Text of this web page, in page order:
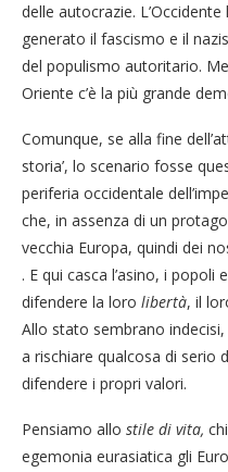
delle autocrazie.
generato il fascismo e il
del populismo autoritario.
Oriente c’è la più grande
Comunque, se alla fine
storia’, lo scenario fosse
periferia occidentale
che, in assenza di un
vecchia Europa, quindi dei
. E qui casca l’asino, i
difendere la loro libertà, il
Allo stato sembrano
a rischiare qualcosa di serio
difendere i propri valori.
Pensiamo allo stile di vita,
egemonia eurasiatica gli